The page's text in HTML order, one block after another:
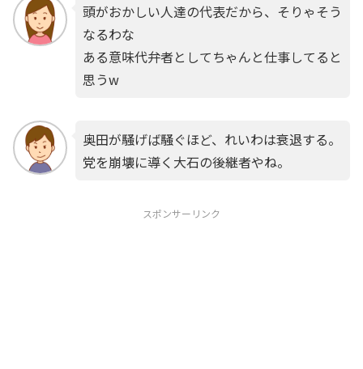
頭がおかしい人達の代表だから、そりゃそう
なるわな
ある意味代弁者としてちゃんと仕事してると
思うw
奥田が騒げば騒ぐほど、れいわは衰退する。
党を崩壊に導く大石の後継者やね。
スポンサーリンク